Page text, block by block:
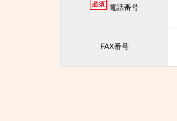
必須
電話番号
FAX番号